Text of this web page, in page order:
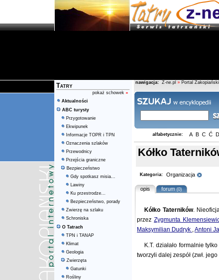
Tatry
pokaż schowek »
Aktualności
ABC turysty
Przygotowanie
Ekwipunek
Informacje TOPR i TPN
Oznaczenia szlaków
Przewodnicy
Przejścia graniczne
Bezpieczeństwo
Gdy spotkasz misia...
Lawiny
Ku przestrodze...
Bezpieczeństwo, porady
Zwierzę na szlaku
Schroniska
O Tatrach
TPN i TANAP
Klimat
Geologia
Zwierzęta
Gatunki
Rośliny
nawigacja: Z-ne.pl » Portal Zakopiański
alfabetycznie: A B C Ć D
Kółko
Kategoria: Organizacja
opis forum(0)
Kółko Taterników.
przez Zygmunta
Maksymilian Dudryk ,Antoni
K.T. działało formalnie
tworzyli dalej zespół (zwł.